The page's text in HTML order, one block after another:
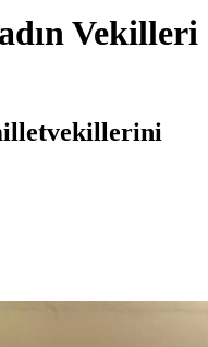
Vekilleri